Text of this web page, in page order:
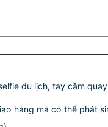
du lịch, tay cầm
hàng mà có thể phát